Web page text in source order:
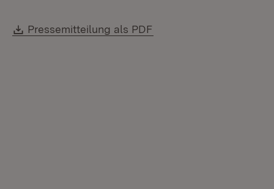
Download:
Pressemitteilung als PDF